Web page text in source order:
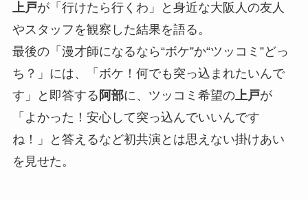
上戸が「行けたら行くわ」と身近な大阪人の友人
やスタッフを観察した結果を語る。
最後の「漫才師になるなら“ボケ”か“ツッコミ”どっ
ち？」には、「ボケ！何でも突っ込まれたいんで
す」と即答する 阿部に、ツッコミ希望の上戸が
「よかった！安心して突っ込んでいいんです
ね！」と答えるなど初共演とは思えない掛けあい
を見せた。